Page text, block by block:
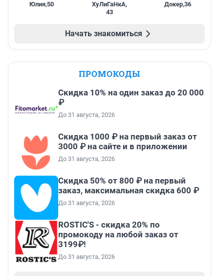
Юлия,50 ХуЛиГаНкА,
43
Докер,36
Начать знакомиться
ПРОМОКОДЫ
Скидка 10% на один заказ до 20 000
₽
До 31 августа, 2026
Скидка 1000 ₽ на первый заказ от
3000 ₽ на сайте и в приложении
До 31 августа, 2026
Скидка 50% от 800 ₽ на первый
заказ, максимальная скидка 600 ₽
До 31 августа, 2026
ROSTIC'S - скидка 20% по
промокоду на любой заказ от
3199₽!
До 31 августа, 2026